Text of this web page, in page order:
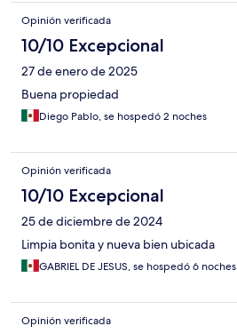
Opinión verificada
10/10 Excepcional
27 de enero de 2025
Buena propiedad
Diego Pablo, se hospedó 2 noches
Opinión verificada
10/10 Excepcional
25 de diciembre de 2024
Limpia bonita y nueva bien ubicada
GABRIEL DE JESUS, se hospedó 6 noches
Opinión verificada